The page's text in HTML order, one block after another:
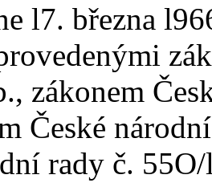
l7. března
zákonem
České
rady č.